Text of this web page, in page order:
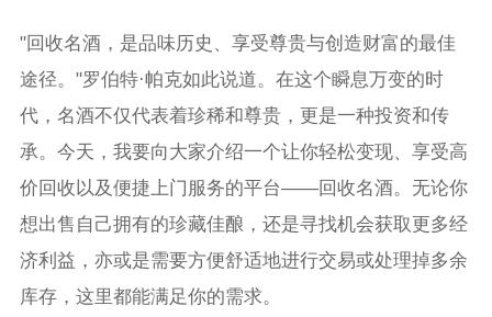
"回收名酒，是品味历史、享受尊贵与创造财富的最佳
途径。"罗伯特·帕克如此说道。在这个瞬息万变的时
代，名酒不仅代表着珍稀和尊贵，更是一种投资和传
承。今天，我要向大家介绍一个让你轻松变现、享受高
价回收以及便捷上门服务的平台——回收名酒。无论你
想出售自己拥有的珍藏佳酿，还是寻找机会获取更多经
济利益，亦或是需要方便舒适地进行交易或处理掉多余
库存，这里都能满足你的需求。